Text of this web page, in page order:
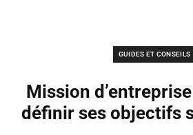
GUIDES ET CONSEILS
Mission
définir ses objectifs